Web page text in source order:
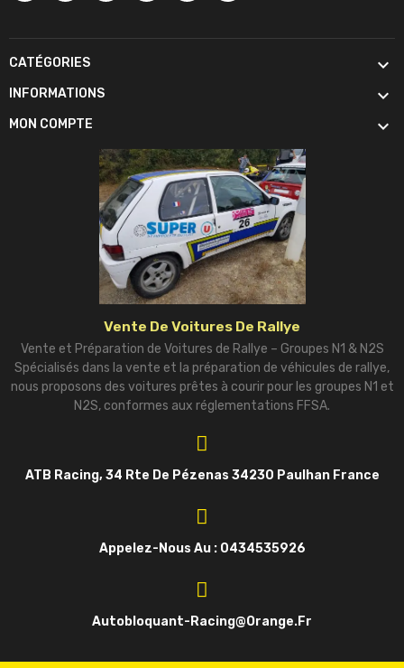
CATÉGORIES 
INFORMATIONS 
MON COMPTE 
Vente De Voitures De Rallye
Vente et Préparation de Voitures de Rallye – Groupes N1 & N2S
Spécialisés dans la vente et la préparation de véhicules de rallye,
nous proposons des voitures prêtes à courir pour les groupes N1 et
N2S, conformes aux réglementations FFSA.
ATB Racing, 34 Rte De Pézenas 34230 Paulhan France
Appelez-Nous Au : 0434535926
Autobloquant-Racing@orange.fr